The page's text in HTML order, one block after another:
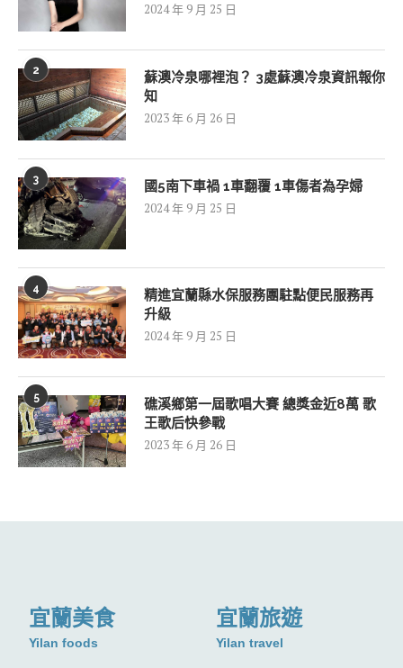
2024 年 9 月 25 日
2
蘇澳冷泉哪裡泡？ 3處蘇澳冷泉資訊報你
知
2023 年 6 月 26 日
3
國5南下車禍 1車翻覆 1車傷者為孕婦
2024 年 9 月 25 日
4
精進宜蘭縣水保服務團駐點便民服務再
升級
2024 年 9 月 25 日
5
礁溪鄉第一屆歌唱大賽 總獎金近8萬 歌
王歌后快參戰
2023 年 6 月 26 日
宜蘭美食
Yilan foods
宜蘭旅遊
Yilan travel